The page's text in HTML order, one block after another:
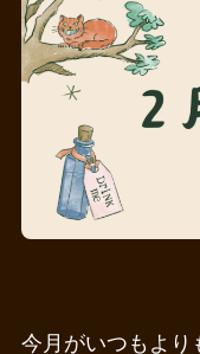
今月がいつもより